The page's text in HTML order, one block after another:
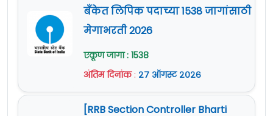
बँकेत लिपिक पदाच्या 1538 जागांसाठी
मेगाभरती 2026
एकूण जागा : 1538
अंतिम दिनांक: २७ ऑगस्ट २०२६
[RRB Section Controller Bharti